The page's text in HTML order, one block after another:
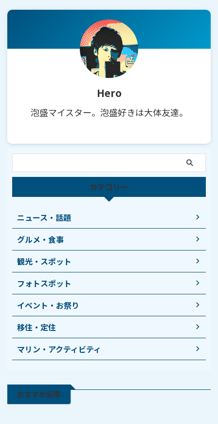
Hero
泡盛マイスター。泡盛好きは大体友達。
カテゴリー
ニュース・話題
グルメ・食事
観光・スポット
フォトスポット
イベント・お祭り
移住・定住
マリン・アクティビティ
おすすめ記事